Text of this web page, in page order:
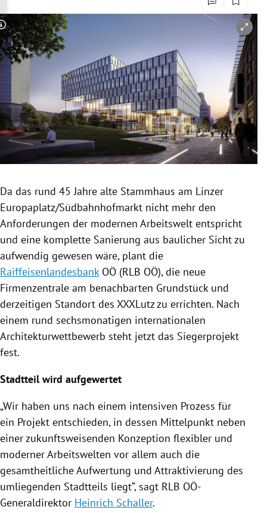
Untermenü
Untermenü
Untermenü
Untermenü
Untermenü
Copyright-Hinweis öffnen/schließen
Da das rund 45 Jahre alte Stammhaus am Linzer
Europaplatz/Südbahnhofmarkt nicht mehr den
Anforderungen der modernen Arbeitswelt entspricht
und eine komplette Sanierung aus baulicher Sicht zu
aufwendig gewesen wäre, plant die
RaiffeisenlandesbankOÖ (RLB OÖ), die neue
Firmenzentrale am benachbarten Grundstück und
derzeitigen Standort des XXXLutzzu errichten. Nach
einem rund sechsmonatigen internationalen
Architekturwettbewerb steht jetzt das Siegerprojekt
fest.
Stadtteil wird aufgewertet
„Wir haben uns nach einem intensiven Prozess für
ein Projekt entschieden, in dessen Mittelpunkt neben
einer zukunftsweisenden Konzeption flexibler und
moderner Arbeitswelten vor allem auch die
gesamtheitliche Aufwertung und Attraktivierung des
umliegenden Stadtteils liegt“, sagt RLB OÖ-
Generaldirektor Heinrich Schaller.